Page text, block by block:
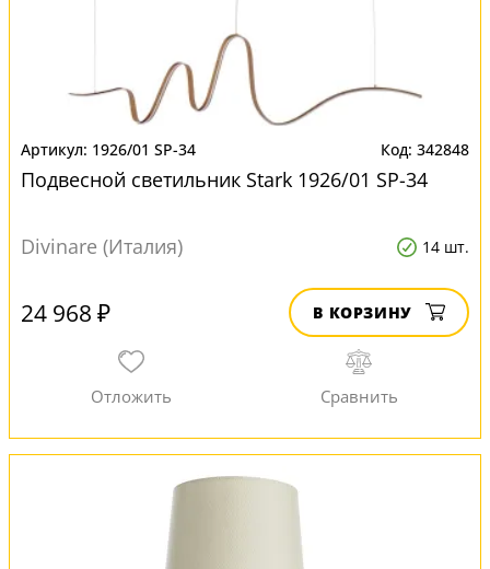
1926/01 SP-34 342848
Подвесной светильник Stark 1926/01 SP-34
Divinare (Италия) 14 шт.
24 968 ₽ В КОРЗИНУ